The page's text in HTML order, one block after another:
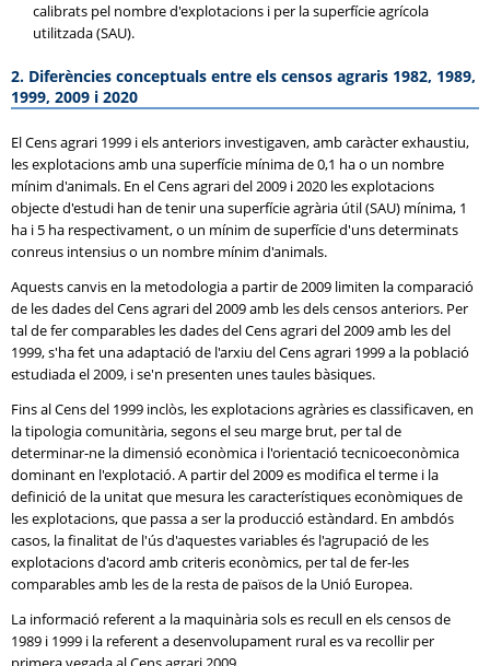
calibrats pel nombre d'explotacions i per la superfície agrícola
utilitzada (SAU).
2. Diferències conceptuals entre els censos agraris 1982, 1989,
1999, 2009 i 2020
El Cens agrari 1999 i els anteriors investigaven, amb caràcter exhaustiu,
les explotacions amb una superfície mínima de 0,1 ha o un nombre
mínim d'animals. En el Cens agrari del 2009 i 2020 les explotacions
objecte d'estudi han de tenir una superfície agrària útil (SAU) mínima, 1
ha i 5 ha respectivament, o un mínim de superfície d'uns determinats
conreus intensius o un nombre mínim d'animals.
Aquests canvis en la metodologia a partir de 2009 limiten la comparació
de les dades del Cens agrari del 2009 amb les dels censos anteriors. Per
tal de fer comparables les dades del Cens agrari del 2009 amb les del
1999, s'ha fet una adaptació de l'arxiu del Cens agrari 1999 a la població
estudiada el 2009, i se'n presenten unes taules bàsiques.
Fins al Cens del 1999 inclòs, les explotacions agràries es classificaven, en
la tipologia comunitària, segons el seu marge brut, per tal de
determinar-ne la dimensió econòmica i l'orientació tecnicoeconòmica
dominant en l'explotació. A partir del 2009 es modifica el terme i la
definició de la unitat que mesura les característiques econòmiques de
les explotacions, que passa a ser la producció estàndard. En ambdós
casos, la finalitat de l'ús d'aquestes variables és l'agrupació de les
explotacions d'acord amb criteris econòmics, per tal de fer-les
comparables amb les de la resta de països de la Unió Europea.
La informació referent a la maquinària sols es recull en els censos de
1989 i 1999 i la referent a desenvolupament rural es va recollir per